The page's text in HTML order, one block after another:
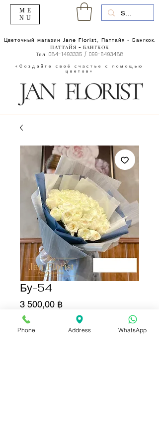
«Создайте своё счастье с помощью
цветов»
Цветочный магазин Jane Florist, Паттайя - Бангкок.
ПАТТАЙЯ - БАНГКОК
Тел. 084-1493335 / 099-6493488
ME
NU
Бу-54
3 500,00 ฿Цена
Добавить в корзину
Phone Address WhatsApp